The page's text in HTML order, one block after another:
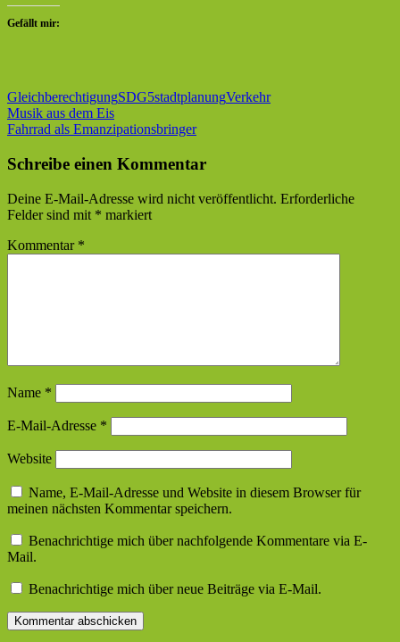
Gefällt mir:
GleichberechtigungSDG5stadtplanungVerkehr
Beitragsnavigation
Vorheriger
Beitrag:
Musik aus dem Eis
Nächster
Fahrrad als Emanzipationsbringer
Schreibe einen Kommentar
Deine E-Mail-Adresse wird nicht veröffentlicht. Erforderliche
Felder sind mit * markiert
Kommentar *
Name *
E-Mail-Adresse *
Website
Name, E-Mail-Adresse und Website in diesem Browser für
meinen nächsten Kommentar speichern.
Benachrichtige mich über nachfolgende Kommentare via E-
Mail.
Benachrichtige mich über neue Beiträge via E-Mail.